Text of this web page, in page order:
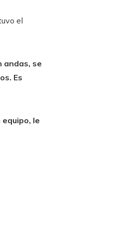
el
andas, se
Es
equipo, le